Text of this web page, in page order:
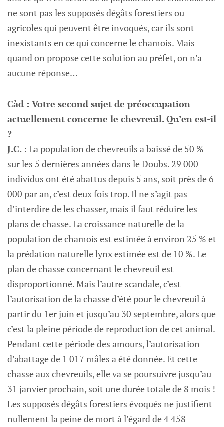
ne sont pas les supposés dégâts forestiers ou
agricoles qui peuvent être invoqués, car ils sont
inexistants en ce qui concerne le chamois. Mais
quand on propose cette solution au préfet, on n’a
aucune réponse…
Càd : Votre second sujet de préoccupation
actuellement concerne le chevreuil. Qu’en est-il
?
J.C. : La population de chevreuils a baissé de 50 %
sur les 5 dernières années dans le Doubs. 29 000
individus ont été abattus depuis 5 ans, soit près de 6
000 par an, c’est deux fois trop. Il ne s’agit pas
d’interdire de les chasser, mais il faut réduire les
plans de chasse. La croissance naturelle de la
population de chamois est estimée à environ 25 % et
la prédation naturelle lynx estimée est de 10 %. Le
plan de chasse concernant le chevreuil est
disproportionné. Mais l’autre scandale, c’est
l’autorisation de la chasse d’été pour le chevreuil à
partir du 1er juin et jusqu’au 30 septembre, alors que
c’est la pleine période de reproduction de cet animal.
Pendant cette période des amours, l’autorisation
d’abattage de 1 017 mâles a été donnée. Et cette
chasse aux chevreuils, elle va se poursuivre jusqu’au
31 janvier prochain, soit une durée totale de 8 mois !
Les supposés dégâts forestiers évoqués ne justifient
nullement la peine de mort à l’égard de 4 458